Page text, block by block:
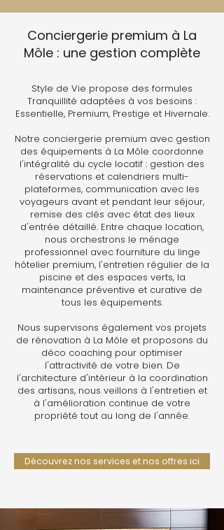
Conciergerie premium à La
Môle : une gestion complète
Style de Vie propose des formules
Tranquillité adaptées à vos besoins :
Essentielle, Premium, Prestige et Hivernale.
Notre conciergerie premium avec gestion
des équipements à La Môle coordonne
l'intégralité du cycle locatif : gestion des
réservations et calendriers multi-
plateformes, communication avec les
voyageurs avant et pendant leur séjour,
remise des clés avec état des lieux
d'entrée détaillé. Entre chaque location,
nous orchestrons le ménage
professionnel avec fourniture du linge
hôtelier premium, l'entretien régulier de la
piscine et des espaces verts, la
maintenance préventive et curative de
tous les équipements.
Nous supervisons également vos projets
de rénovation à La Môle et proposons du
déco coaching pour optimiser
l'attractivité de votre bien. De
l'architecture d'intérieur à la coordination
des artisans, nous veillons à l'entretien et
à l'amélioration continue de votre
propriété tout au long de l'année.
Découvrez nos services et nos offres ici